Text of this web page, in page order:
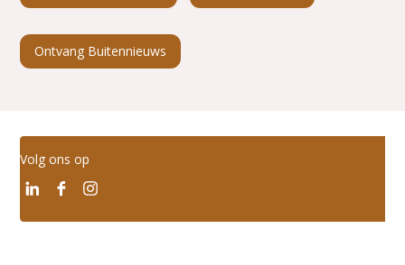
Ontvang Buitennieuws
Volg ons op